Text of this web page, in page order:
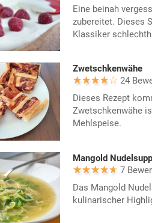
Eine beinah
zubereitet. Dieses
Klassiker
Zwetschkenwähe
24
Dieses Rezept
Zwetschkenwähe
Mehlspeise.
Mangold
7
Das Mangold
kulinarischer